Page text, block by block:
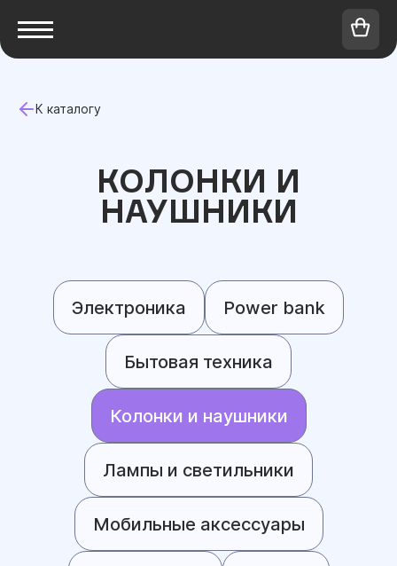
К каталогу
КОЛОНКИ И
НАУШНИКИ
Электроника Power bank
Бытовая техника
Колонки и наушники
Лампы и светильники
Мобильные аксессуары